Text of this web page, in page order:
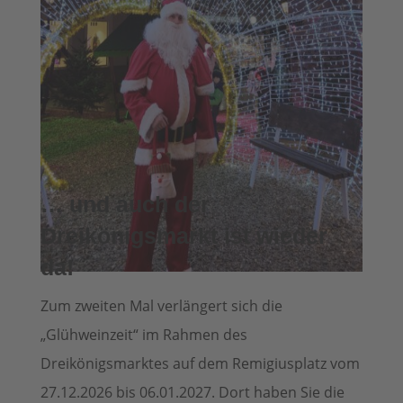
… und auch der
Dreikönigsmarkt ist wieder
da!
Zum zweiten Mal verlängert sich die
„Glühweinzeit“ im Rahmen des
Dreikönigsmarktes auf dem Remigiusplatz vom
27.12.2026 bis 06.01.2027. Dort haben Sie die